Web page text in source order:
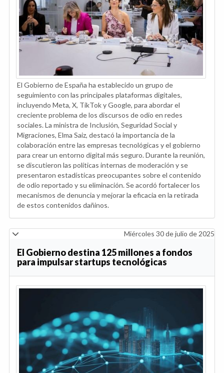
El Gobierno de España ha establecido un grupo de
seguimiento con las principales plataformas digitales,
incluyendo Meta, X, TikTok y Google, para abordar el
creciente problema de los discursos de odio en redes
sociales. La ministra de Inclusión, Seguridad Social y
Migraciones, Elma Saiz, destacó la importancia de la
colaboración entre las empresas tecnológicas y el gobierno
para crear un entorno digital más seguro. Durante la reunión,
se discutieron las políticas internas de moderación y se
presentaron estadísticas preocupantes sobre el contenido
de odio reportado y su eliminación. Se acordó fortalecer los
mecanismos de denuncia y mejorar la eficacia en la retirada
de estos contenidos dañinos.
Miércoles 30 de julio de 2025
El Gobierno destina 125 millones a fondos
para impulsar startups tecnológicas